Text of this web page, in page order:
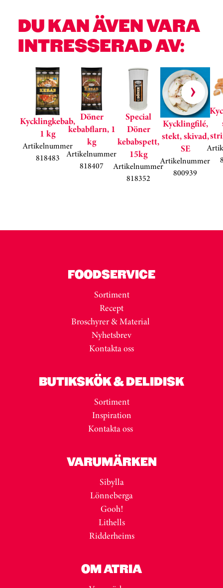
DU KAN ÄVEN VARA
INTRESSERAD AV:
Hoppa över kortkarusell
Kycklingkebab,
1 kg
Artikelnummer
818483
Döner
kebabflarn, 1
kg
Artikelnummer
818407
Special
Döner
kebabspett,
15kg
Artikelnummer
818352
Kycklingfilé,
stekt, skivad,
SE
Artikelnummer
800939
FOODSERVICE
Sortiment
Recept
Broschyrer & Material
Nyhetsbrev
Kontakta oss
BUTIKSKÖK & DELIDISK
Sortiment
Inspiration
Kontakta oss
VARUMÄRKEN
Sibylla
Lönneberga
Gooh!
Lithells
Ridderheims
OM ATRIA